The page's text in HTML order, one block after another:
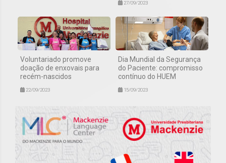
27/09/2023
Voluntariado promove
doação de enxovais para
recém-nascidos
22/09/2023
Dia Mundial da Segurança
do Paciente: compromisso
contínuo do HUEM
15/09/2023